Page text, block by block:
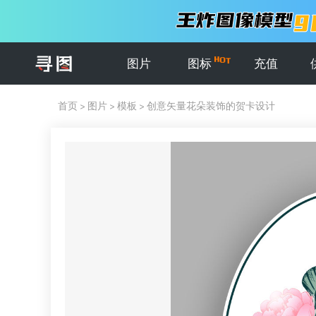
图片 图标 充值
首页 > 图片 > 模板 > 创意矢量花朵装饰的贺卡设计